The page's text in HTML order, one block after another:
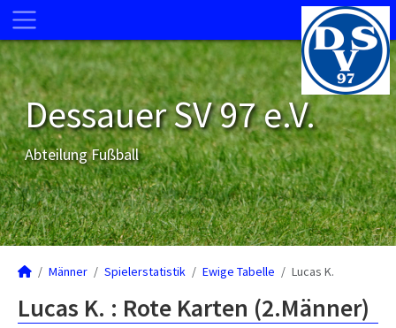
Dessauer SV 97 e.V.
Abteilung Fußball
Männer Spielerstatistik Ewige Tabelle Lucas K.
Lucas K. : Rote Karten (2.Männer)